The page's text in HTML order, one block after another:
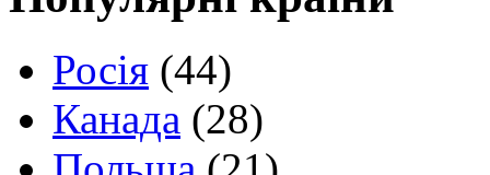
Росія (44)
Канада (28)